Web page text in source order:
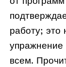
работу; это
упражнение
всем.